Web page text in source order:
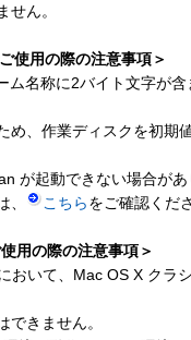
せん。
使用の際の注意事項＞
名称に2バイト文字が含
、作業ディスクを初期
が起動できない場合があ
こちらをご確認くだ
用の際の注意事項＞
おいて、Mac OS X クラ
きません。